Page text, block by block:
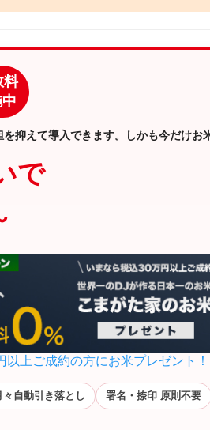
料
抑えて導入できます。しかも今だけお
で
以上ご成約の方にお米プレゼント！
々自動引き落とし 署名・捺印 原則不要